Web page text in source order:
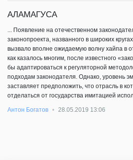
​АЛАМАГУСА
... Появление на отечественном
законопроекта, названного в широких
вызвало вполне ожидаемую волну хайпа в
как казалось многим, после известного
бы адаптироваться к регуляторной
подходам законодателя. Однако, уровень
заставляет предположить, что отрасль в
отделаться от государства имитацией
Антон Богатов 28.05.2019 13:06